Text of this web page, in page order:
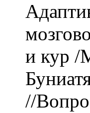
и кур /
//